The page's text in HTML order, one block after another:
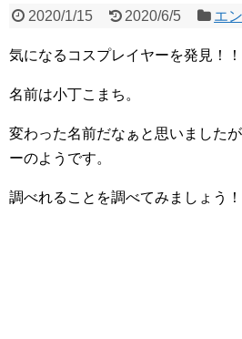
2020/1/15 2020/6/5 エ
気になるコスプレイヤーを発見！！
名前は小丁こまち。
変わった名前だなぁと思いました
ーのようです。
調べれることを調べてみましょう！